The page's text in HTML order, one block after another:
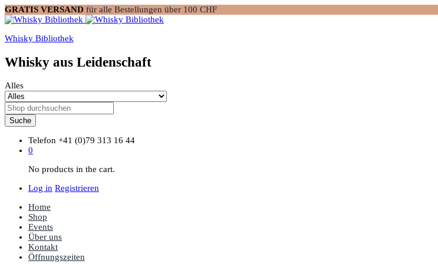
GRATIS VERSAND für alle Bestellungen über 100 CHF
Whisky Bibliothek
Whisky aus Leidenschaft
Alles
Suche
Telefon +41 (0)79 313 16 44
0
No products in the cart.
Log in Registrieren
Home
Shop
Events
Über uns
Kontakt
Öffnungszeiten